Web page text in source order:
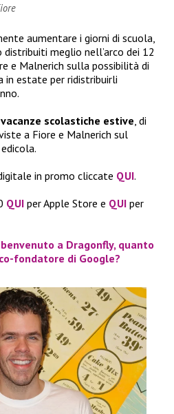
aumentare i giorni di scuola,
meglio nell’arco dei 12
e Malnerich sulla possibilità di
in estate per ridistribuirli
vacanze scolastiche estive , di
a Fiore e Malnerich sul
in promo cliccate QUI.
QUI per Apple Store e QUI per
benvenuto a Dragonfly, quanto
fondatore di Google?